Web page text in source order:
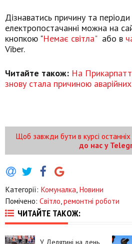
Дізнаватись причину та
електропостачанні можна на
кнопкою "Немає світла"або в
Viber.
Читайте також: На
знову стала причиною
Щоб завжди бути в курсі
до нас у
Категорії: Комуналка Новини
Помічено: Світло ремонтні роботи
ЧИТАЙТЕ ТАКОЖ:
У Делятині на день